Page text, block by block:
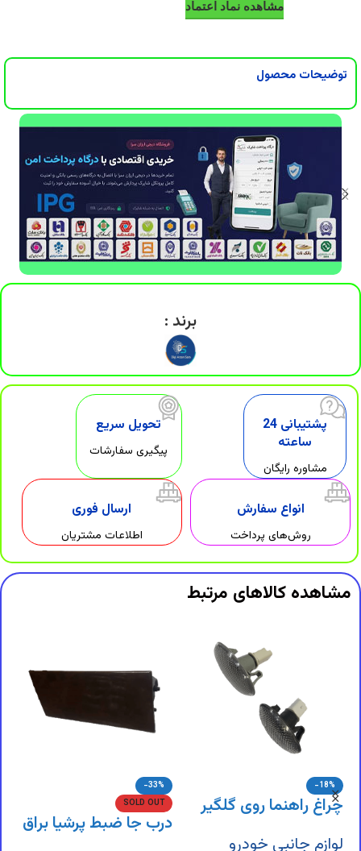
DigiArzanSara
DigiArzanSara
DigiArzanSara
مشاهده نماد اعتماد
توضیحات محصول
برند :
پشتیبانی 24
ساعته
مشاوره رایگان
تحویل سریع
پیگیری سفارشات
انواع سفارش
روش‌های پرداخت
ارسال فوری
اطلاعات مشتریان
مشاهده کالاهای مرتبط
-18%
چراغ راهنما روی گلگیر
لوازم جانبی خودرو
-33%
SOLD OUT
درب جا ضبط پرشیا براق